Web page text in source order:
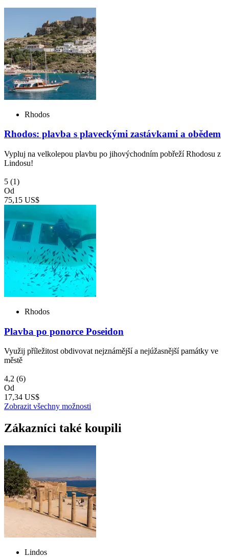
Rhodos
Rhodos: plavba s plaveckými zastávkami a obědem
Vypluj na velkolepou plavbu po jihovýchodním pobřeží Rhodosu z
Lindosu!
5 (1)
Od
75,15 US$
Rhodos
Plavba po ponorce Poseidon
Využij příležitost obdivovat nejznámější a nejúžasnější památky ve
městě
4,2 (6)
Od
17,34 US$
Zobrazit všechny možnosti
Zákazníci také koupili
Lindos